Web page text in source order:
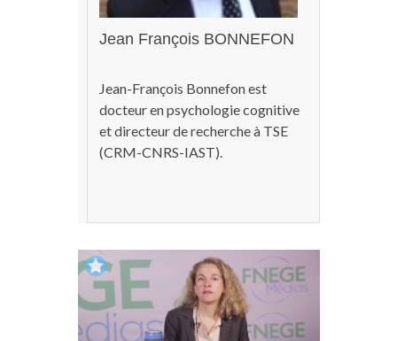
Jean François BONNEFON
Jean-François Bonnefon est
docteur en psychologie cognitive
et directeur de recherche à TSE
(CRM-CNRS-IAST).